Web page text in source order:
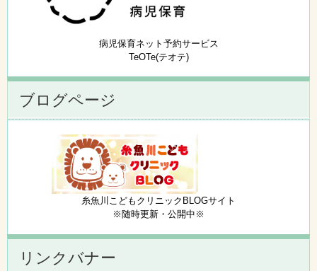
病児保育ネット予約サービス
TeOTe(テオテ)
ブログページ
糸魚川こどもクリニックBLOGサイト
※随時更新・公開中※
リンクバナー